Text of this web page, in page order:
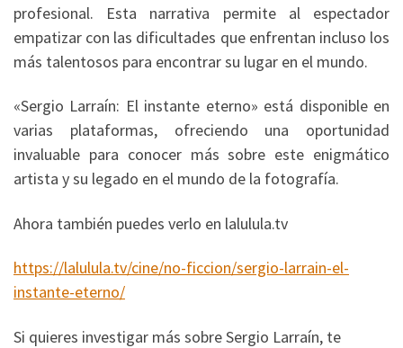
profesional.
Esta narrativa permite al espectador
empatizar con las dificultades que enfrentan incluso los
más talentosos para encontrar su lugar en el mundo.
«Sergio Larraín: El instante eterno» está disponible en
varias plataformas, ofreciendo una oportunidad
invaluable para conocer más sobre este enigmático
artista y su legado en el mundo de la fotografía.
Ahora también puedes verlo en lalulula.tv
https://lalulula.tv/cine/no-ficcion/sergio-larrain-el-
instante-eterno/
Si quieres investigar más sobre Sergio Larraín, te